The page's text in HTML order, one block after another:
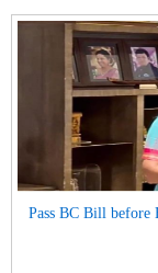
Pass BC Bill before